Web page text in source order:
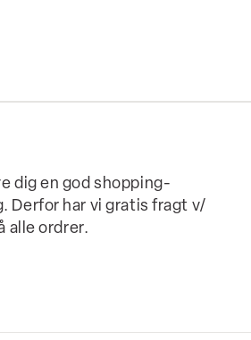
dig en god shopping-
Derfor har vi gratis fragt v/
alle ordrer.